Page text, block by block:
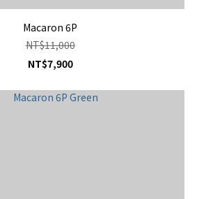
Macaron 6P
NT$11,000
NT$7,900